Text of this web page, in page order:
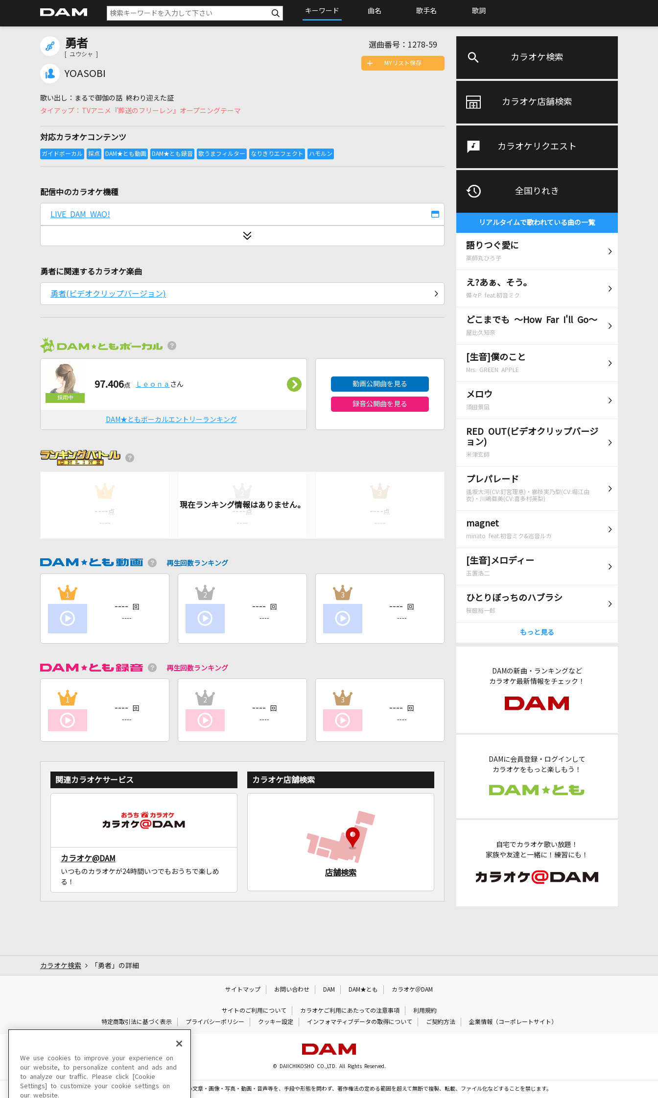
キーワード 曲名 歌手名 歌詞
カラオケ検索
カラオケ店舗検索
カラオケリクエスト
全国りれき
リアルタイムで歌われている曲の一覧
語りつぐ愛に
薬師丸ひろ子
え?あぁ、そう。
蝶々P feat.初音ミク
どこまでも ～How Far I'll Go～
屋比久知奈
[生音]僕のこと
Mrs. GREEN APPLE
メロウ
須田景凪
RED OUT(ビデオクリップバージ
ョン)
米津玄師
プレパレード
逢坂大河(CV:釘宮理恵)・櫛枝実乃梨(CV:堀江由
衣)・川嶋亜美(CV:喜多村英梨)
magnet
minato feat.初音ミク&巡音ルカ
[生音]メロディー
玉置浩二
ひとりぼっちのハブラシ
桜庭裕一郎
もっと見る
DAMの新曲・ランキングなど
カラオケ最新情報をチェック！
DAMに会員登録・ログインして
カラオケをもっと楽しもう！
自宅でカラオケ歌い放題！
家族や友達と一緒に！練習にも！
勇者
[ ユウシャ ]
YOASOBI
選曲番号： 1278-59
まるで御伽の話 終わり迎えた証
TVアニメ『葬送のフリーレン』オープニングテーマ
対応カラオケコンテンツ
MYリスト保存
配信中のカラオケ機種
LIVE DAM WAO!
勇者に関連するカラオケ楽曲
勇者(ビデオクリップバージョン)
97.406点 Ｌｅｏｎａ さん
DAM★ともボーカルエントリーランキング
動画公開曲を見る
録音公開曲を見る
1
---- 点
----
---- 点
----
3
---- 点
----
再生回数ランキング
1
---- 回
----
2
---- 回
----
3
---- 回
----
再生回数ランキング
1
---- 回
----
2
---- 回
----
3
---- 回
----
関連カラオケサービス
カラオケ@DAM
いつものカラオケが24時間いつでもおうちで楽しめ
る！
カラオケ店舗検索
店舗検索
カラオケ検索 「勇者」の詳細
サイトマップ お問い合わせ DAM DAM★とも カラオケ＠DAM
サイトのご利用について カラオケご利用にあたっての注意事項
利用規約
特定商取引法に基づく表示
プライバシーポリシー クッキー設定 インフォマティブデータの取得について ご契約方法 企業情報（コーポレートサイト）
© DAIICHIKOSHO CO.,LTD. All Rights Reserved.
このサイトに掲載されている一切の文章・画像・写真・動画・音声等を、手段や形態を問わず、著作権法の定める範囲を超えて無断で複製、転載、ファイル化などすることを禁じます。
We use cookies to improve your experience on
our website, to personalize content and ads and
to analyze our traffic. Please click [Cookie
Settings] to customize your cookie settings on
our website.